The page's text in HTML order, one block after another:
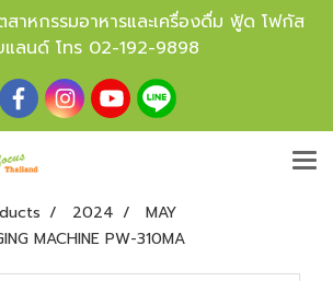
าหกรรมอาหารและเครื่องดื่ม ฟู้ด โฟกัส
แลนด์ โทร 02-192-9898
2024
MAY
MACHINE PW-310MA